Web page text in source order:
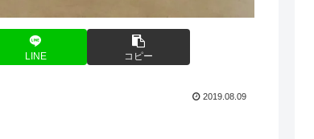
LINE コピー
2019.08.09